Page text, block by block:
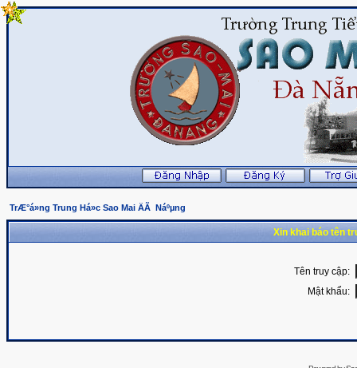
TrÆ°á»ng Trung Há»c Sao Mai ÄÃ Náºµng
Xin khai báo tên
Tên truy cập:
Mật khẩu: